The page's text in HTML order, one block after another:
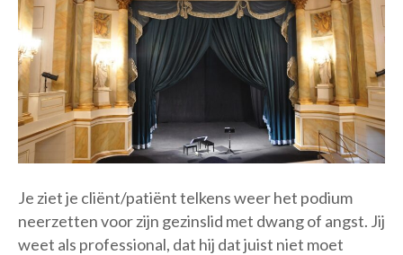
Je ziet je cliënt/patiënt telkens weer het podium
neerzetten voor zijn gezinslid met dwang of angst. Jij
weet als professional, dat hij dat juist niet moet